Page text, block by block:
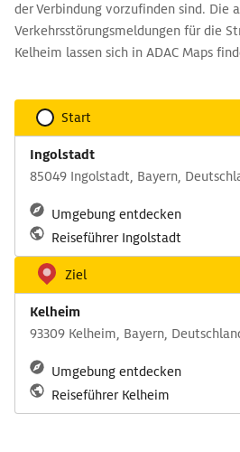
der Verbindung vorzufinden sind. Die
Verkehrsstörungsmeldungen für die
Kelheim lassen sich in ADAC Maps
Start
Ingolstadt
85049 Ingolstadt, Bayern,
Umgebung entdecken
Reiseführer Ingolstadt
Ziel
Kelheim
93309 Kelheim, Bayern,
Umgebung entdecken
Reiseführer Kelheim